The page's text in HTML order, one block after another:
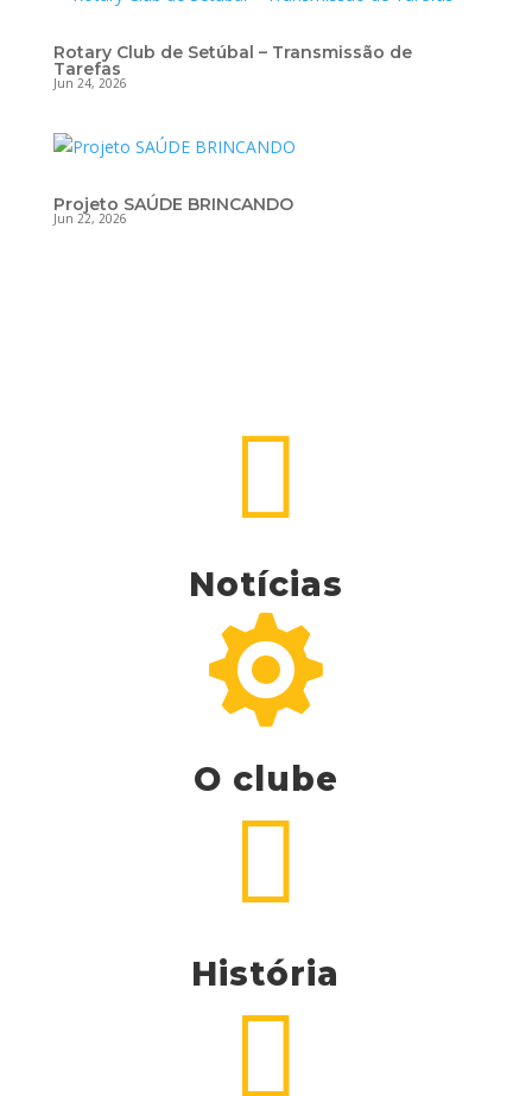
Rotary Club de Setúbal – Transmissão de
Tarefas
Jun 24, 2026
Projeto SAÚDE BRINCANDO
Jun 22, 2026

Notícias

O clube

História
